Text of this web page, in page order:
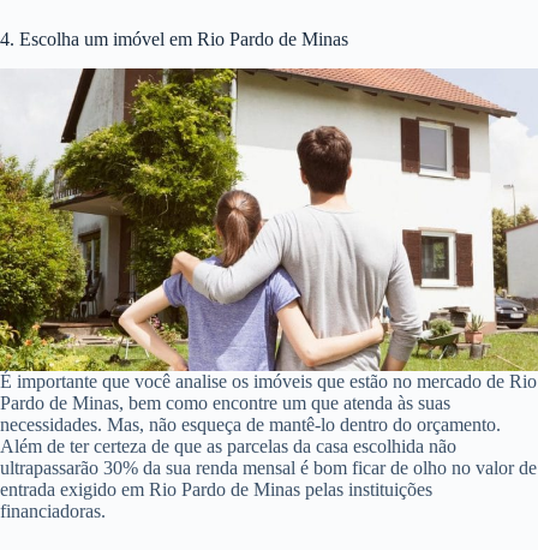
4. Escolha um imóvel em Rio Pardo de Minas
É importante que você analise os imóveis que estão no mercado de Rio
Pardo de Minas, bem como encontre um que atenda às suas
necessidades. Mas, não esqueça de mantê-lo dentro do orçamento.
Além de ter certeza de que as parcelas da casa escolhida não
ultrapassarão 30% da sua renda mensal é bom ficar de olho no valor de
entrada exigido em Rio Pardo de Minas pelas instituições
financiadoras.